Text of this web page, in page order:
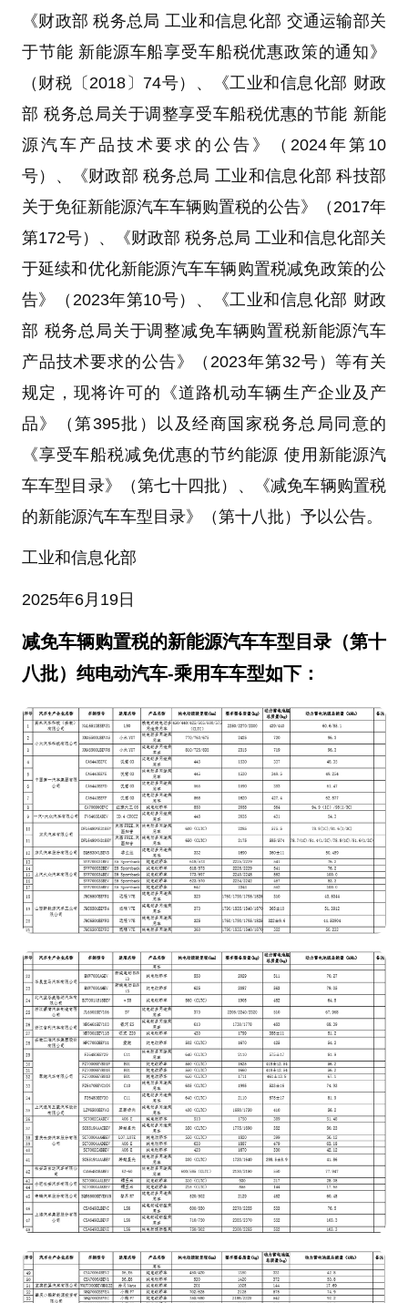
《财政部 税务总局 工业和信息化部 交通运输部关
于节能 新能源车船享受车船税优惠政策的通知》
（财税〔2018〕74号）、《工业和信息化部 财政
部 税务总局关于调整享受车船税优惠的节能 新能
源汽车产品技术要求的公告》（2024年第10
号）、《财政部 税务总局 工业和信息化部 科技部
关于免征新能源汽车车辆购置税的公告》（2017年
第172号）、《财政部 税务总局 工业和信息化部关
于延续和优化新能源汽车车辆购置税减免政策的公
告》（2023年第10号）、《工业和信息化部 财政
部 税务总局关于调整减免车辆购置税新能源汽车
产品技术要求的公告》（2023年第32号）等有关
规定，现将许可的《道路机动车辆生产企业及产
品》（第395批）以及经商国家税务总局同意的
《享受车船税减免优惠的节约能源 使用新能源汽
车车型目录》（第七十四批）、《减免车辆购置税
的新能源汽车车型目录》（第十八批）予以公告。
工业和信息化部
2025年6月19日
减免车辆购置税的新能源汽车车型目录（第十
八批）纯电动汽车-乘用车车型如下：